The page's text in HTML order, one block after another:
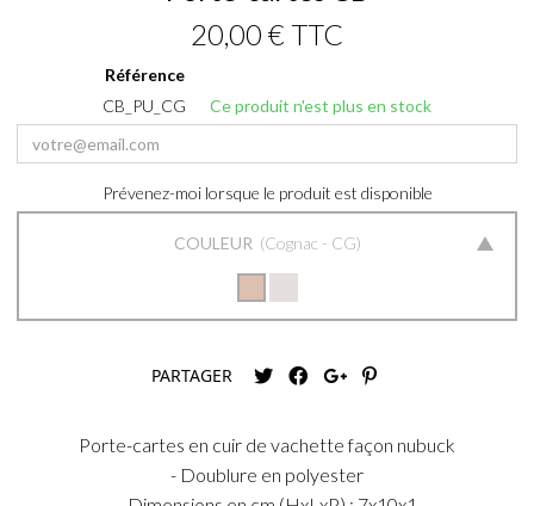
20,00 € TTC
Référence
CB_PU_CG
Ce produit n'est plus en stock
Prévenez-moi lorsque le produit est disponible
COULEUR Cognac - CG
PARTAGER
Porte-cartes en cuir de vachette façon nubuck
- Doublure en polyester